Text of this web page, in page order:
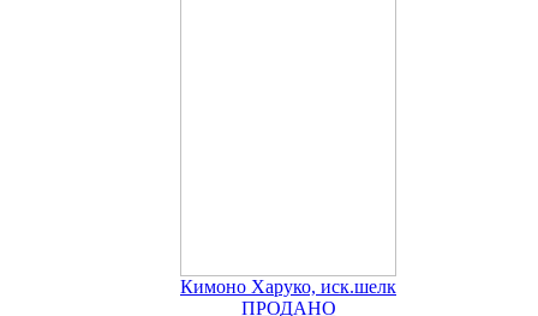
Кимоно Харуко, иск.шелк
ПРОДАНО